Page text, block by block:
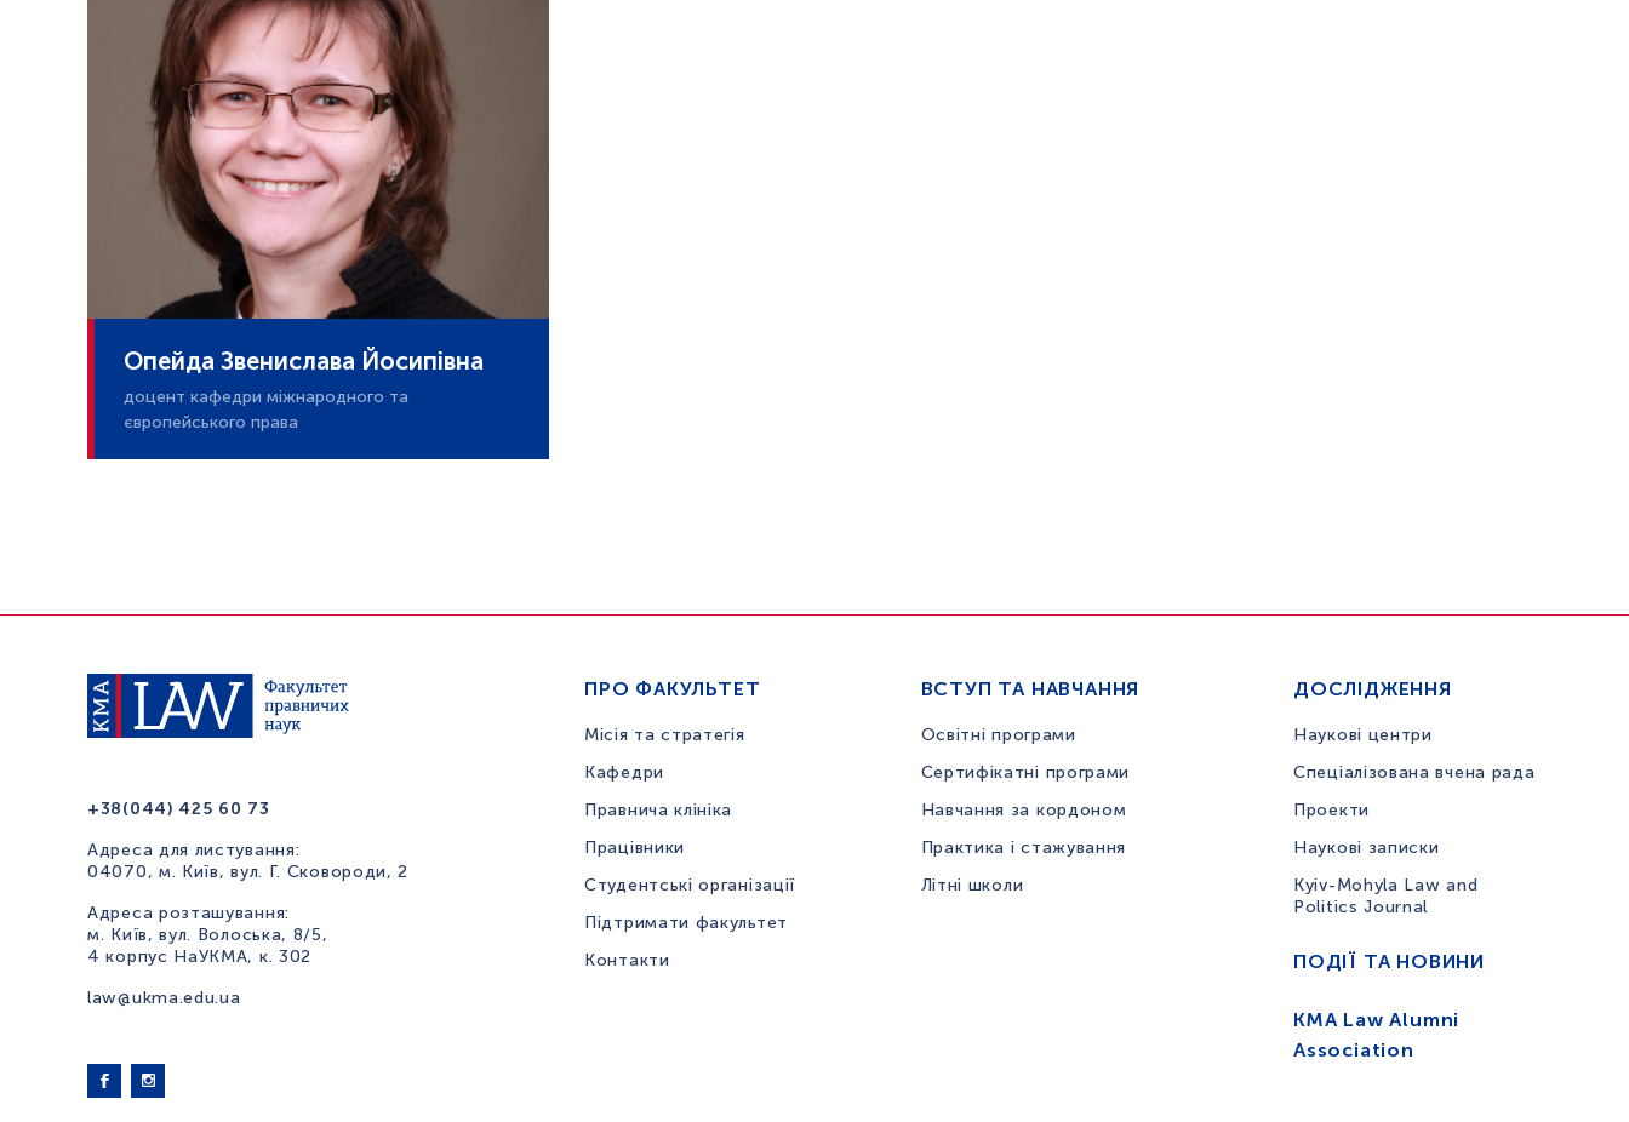
Опейда Звенислава Йосипівна
доцент кафедри міжнародного та
європейського права
+38(044) 425 60 73
Адреса для листування:
04070, м. Київ, вул. Г. Сковороди, 2
Адреса розташування:
м. Київ, вул. Волоська, 8/5,
4 корпус НаУКМА, к. 302
law@ukma.edu.ua
ПРО ФАКУЛЬТЕТ
Місія та стратегія
Кафедри
Правнича клініка
Працівники
Студентські організації
Підтримати факультет
Контакти
ВСТУП ТА НАВЧАННЯ
Освітні програми
Сертифікатні програми
Навчання за кордоном
Практика і стажування
Літні школи
ДОСЛІДЖЕННЯ
Наукові центри
Спеціалізована вчена рада
Проекти
Наукові записки
Kyiv-Mohyla Law and
Politics Journal
ПОДІЇ ТА НОВИНИ
KMA Law Alumni
Association